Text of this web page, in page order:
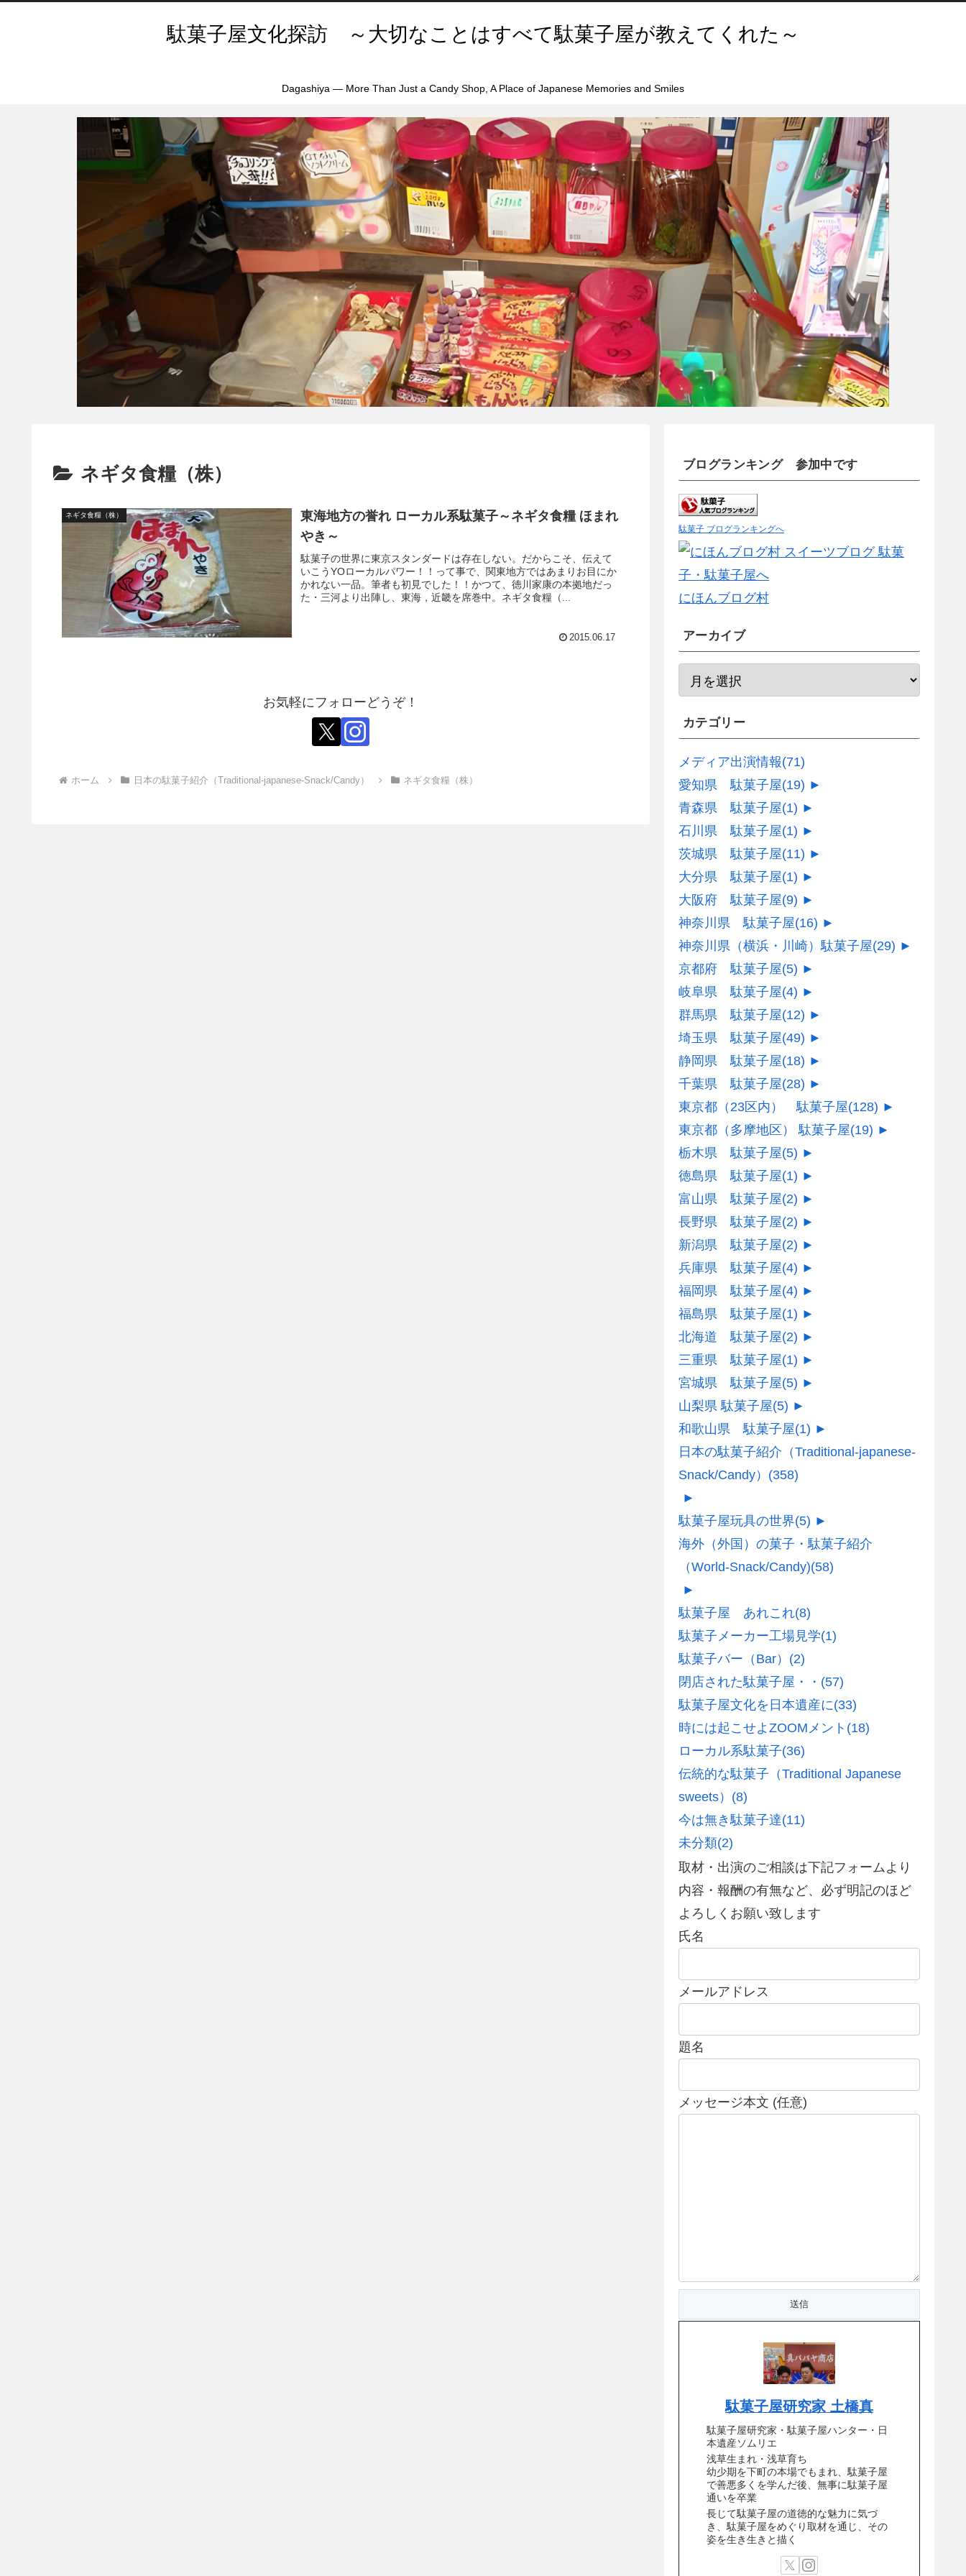
駄菓子屋文化探訪 ～大切なことはすべて駄菓子屋が教えてくれた～
Dagashiya — More Than Just a Candy Shop, A Place of Japanese Memories and Smiles
ネギタ食糧（株）
ネギタ食糧（株）
東海地方の誉れ ローカル系駄菓子～ネギタ食糧 ほまれ
やき～
駄菓子の世界に東京スタンダードは存在しない。だからこそ、伝えて
いこうYOローカルパワー！！って事で、関東地方ではあまりお目にか
かれない一品。筆者も初見でした！！かつて、徳川家康の本拠地だっ
た・三河より出陣し、東海，近畿を席巻中。ネギタ食糧（...
2015.06.17
お気軽にフォローどうぞ！
ホーム 日本の駄菓子紹介（Traditional-japanese-Snack/Candy） ネギタ食糧（株）
ブログランキング 参加中です
駄菓子 ブログランキングへ
にほんブログ村
アーカイブ
カテゴリー
メディア出演情報(71)
愛知県 駄菓子屋(19) ►
青森県 駄菓子屋(1) ►
石川県 駄菓子屋(1) ►
茨城県 駄菓子屋(11) ►
大分県 駄菓子屋(1) ►
大阪府 駄菓子屋(9) ►
神奈川県 駄菓子屋(16) ►
神奈川県（横浜・川崎）駄菓子屋(29) ►
京都府 駄菓子屋(5) ►
岐阜県 駄菓子屋(4) ►
群馬県 駄菓子屋(12) ►
埼玉県 駄菓子屋(49) ►
静岡県 駄菓子屋(18) ►
千葉県 駄菓子屋(28) ►
東京都（23区内） 駄菓子屋(128) ►
東京都（多摩地区） 駄菓子屋(19) ►
栃木県 駄菓子屋(5) ►
徳島県 駄菓子屋(1) ►
富山県 駄菓子屋(2) ►
長野県 駄菓子屋(2) ►
新潟県 駄菓子屋(2) ►
兵庫県 駄菓子屋(4) ►
福岡県 駄菓子屋(4) ►
福島県 駄菓子屋(1) ►
北海道 駄菓子屋(2) ►
三重県 駄菓子屋(1) ►
宮城県 駄菓子屋(5) ►
山梨県 駄菓子屋(5) ►
和歌山県 駄菓子屋(1) ►
日本の駄菓子紹介（Traditional-japanese-
Snack/Candy） (358)
►
駄菓子屋玩具の世界(5) ►
海外（外国）の菓子・駄菓子紹介
（World-Snack/Candy)(58)
►
駄菓子屋 あれこれ(8)
駄菓子メーカー工場見学(1)
駄菓子バー（Bar） (2)
閉店された駄菓子屋・・ (57)
駄菓子屋文化を日本遺産に(33)
時には起こせよZOOMメント (18)
ローカル系駄菓子(36)
伝統的な駄菓子（Traditional Japanese
sweets） (8)
今は無き駄菓子達(11)
未分類(2)
取材・出演のご相談は下記フォームより
内容・報酬の有無など、必ず明記のほど
よろしくお願い致します
氏名
メールアドレス
題名
メッセージ本文 (任意)
駄菓子屋研究家 土橋真
駄菓子屋研究家・駄菓子屋ハンター・日
本遺産ソムリエ
浅草生まれ・浅草育ち
幼少期を下町の本場でもまれ、駄菓子屋
で善悪多くを学んだ後、無事に駄菓子屋
通いを卒業
長じて駄菓子屋の道徳的な魅力に気づ
き、駄菓子屋をめぐり取材を通じ、その
姿を生き生きと描く